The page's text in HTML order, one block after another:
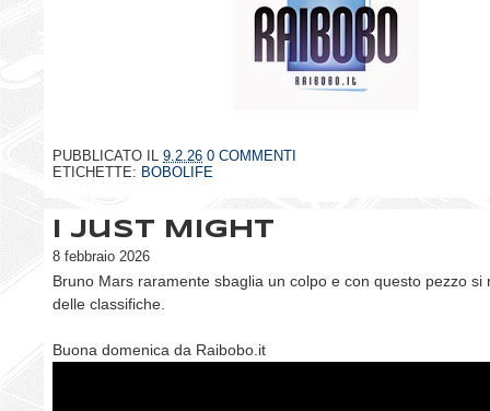
PUBBLICATO IL 9.2.26 0 COMMENTI
ETICHETTE: BOBOLIFE
I Just Might
8 febbraio 2026
Bruno Mars raramente sbaglia un colpo e con questo pezzo si
delle classifiche.
Buona domenica da Raibobo.it